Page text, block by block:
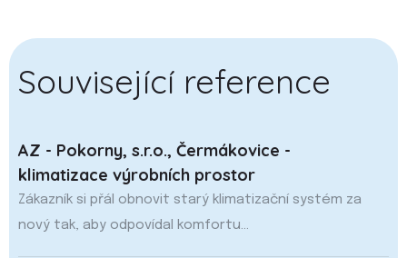
Související reference
AZ - Pokorny, s.r.o., Čermákovice -
klimatizace výrobních prostor
Zákazník si přál obnovit starý klimatizační systém za
nový tak, aby odpovídal komfortu...